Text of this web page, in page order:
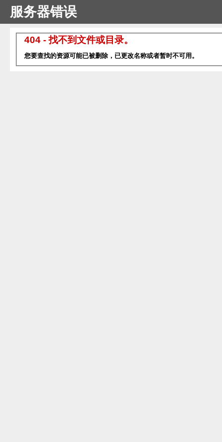
服务器错误
404 - 找不到文件或目录。
您要查找的资源可能已被删除，已更改名称或者暂时不可用。